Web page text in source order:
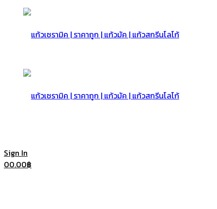
Sign In
00.00฿